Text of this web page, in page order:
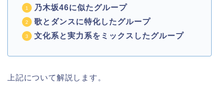
乃木坂46に似たグループ
歌とダンスに特化したグループ
文化系と実力系をミックスしたグループ
上記について解説します。